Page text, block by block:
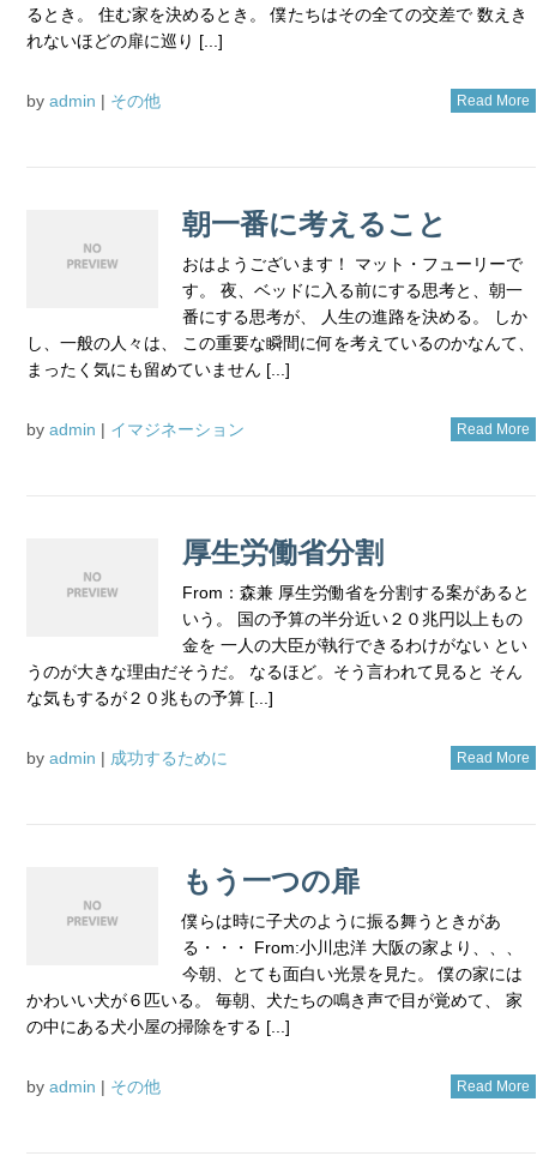
るとき。 住む家を決めるとき。 僕たちはその全ての交差で 数えき
れないほどの扉に巡り [...]
by admin | その他 Read More
朝一番に考えること
おはようございます！ マット・フューリーで
す。 夜、ベッドに入る前にする思考と、朝一
番にする思考が、 人生の進路を決める。 しか
し、一般の人々は、 この重要な瞬間に何を考えているのかなんて、
まったく気にも留めていません [...]
by admin | イマジネーション Read More
厚生労働省分割
From：森兼 厚生労働省を分割する案があると
いう。 国の予算の半分近い２０兆円以上もの
金を 一人の大臣が執行できるわけがない とい
うのが大きな理由だそうだ。 なるほど。そう言われて見ると そん
な気もするが２０兆もの予算 [...]
by admin | 成功するために Read More
もう一つの扉
僕らは時に子犬のように振る舞うときがあ
る・・・ From:小川忠洋 大阪の家より、、、
今朝、とても面白い光景を見た。 僕の家には
かわいい犬が６匹いる。 毎朝、犬たちの鳴き声で目が覚めて、 家
の中にある犬小屋の掃除をする [...]
by admin | その他 Read More